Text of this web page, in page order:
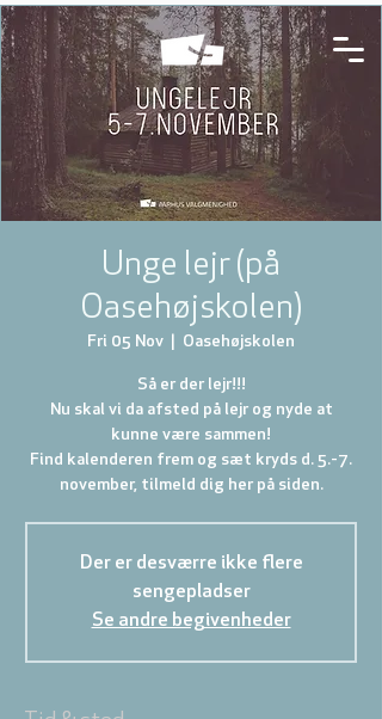
Unge lejr (på
Oasehøjskolen)
Fri 05 Nov Oasehøjskolen
Så er der lejr!!!
Nu skal vi da afsted på lejr og nyde at
kunne være sammen!
Find kalenderen frem og sæt kryds d. 5.-7.
november, tilmeld dig her på siden.
Der er desværre ikke flere
sengepladser
Se andre begivenheder